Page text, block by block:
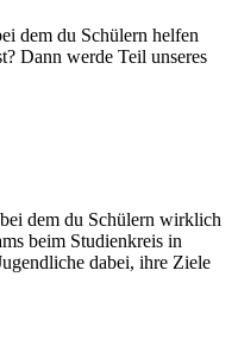
dem du Schülern helfen
Dann werde Teil unseres
dem du Schülern wirklich
beim Studienkreis in
dabei, ihre Ziele